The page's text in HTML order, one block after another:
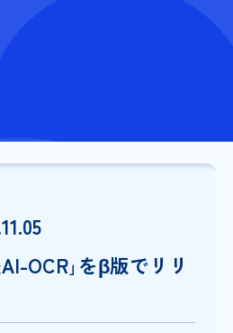
OCR｣をβ版でリリ